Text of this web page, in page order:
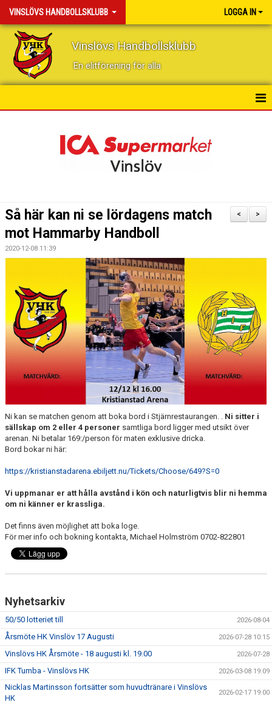
VINSLÖVS HANDBOLLSKLUBB LOGGA IN
Vinslövs Handbollsklubb
En elitförening för alla
BILDGALLERI
LÄNKAR
BLI MEDLEM!
VHK SHOP
TEAM 500
HERRARNAS RESULTAT & TABELL
DAMERNAS RESULTAT & TABELL
>
<
Så här kan ni se lördagens match
mot Hammarby Handboll
2020-12-08 11:39
Ni kan se matchen genom att boka bord i Stjärnrestaurangen. . Ni sitter i
sällskap om 2 eller 4 personer samtliga bord ligger med utsikt över
arenan. Ni betalar 169:/person för maten exklusive dricka.
Bord bokar ni här:
https://kristianstadarena.ebiljett.nu/Tickets/Choose/649?S=0
Vi uppmanar er att hålla avstånd i kön och naturligtvis blir ni hemma
om ni känner er krassliga.
Det finns även möjlighet att boka loge.
För mer info och bokning kontakta, Michael Holmström 0702-822801
Nyhetsarkiv
50/50 lotteriet till 2026-08-04
Årsmöte HK Vinslöv 17 Augusti 2026-07-28 10:15
Vinslövs HK Årsmöte - 18 augusti kl. 19.00 2026-07-28
IFK Tumba - Vinslövs HK 2026-03-08 19:09
Nicklas Martinsson fortsätter som huvudtränare i Vinslövs
HK
2026-02-17 19:00